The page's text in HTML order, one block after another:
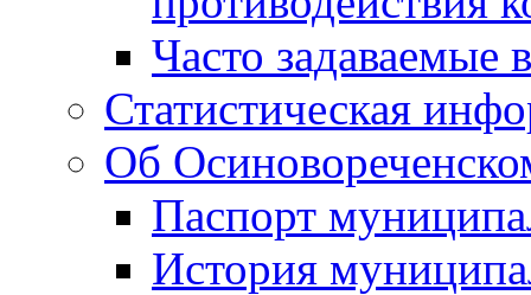
Часто задаваемые
Статистическая
Об
Паспорт
История